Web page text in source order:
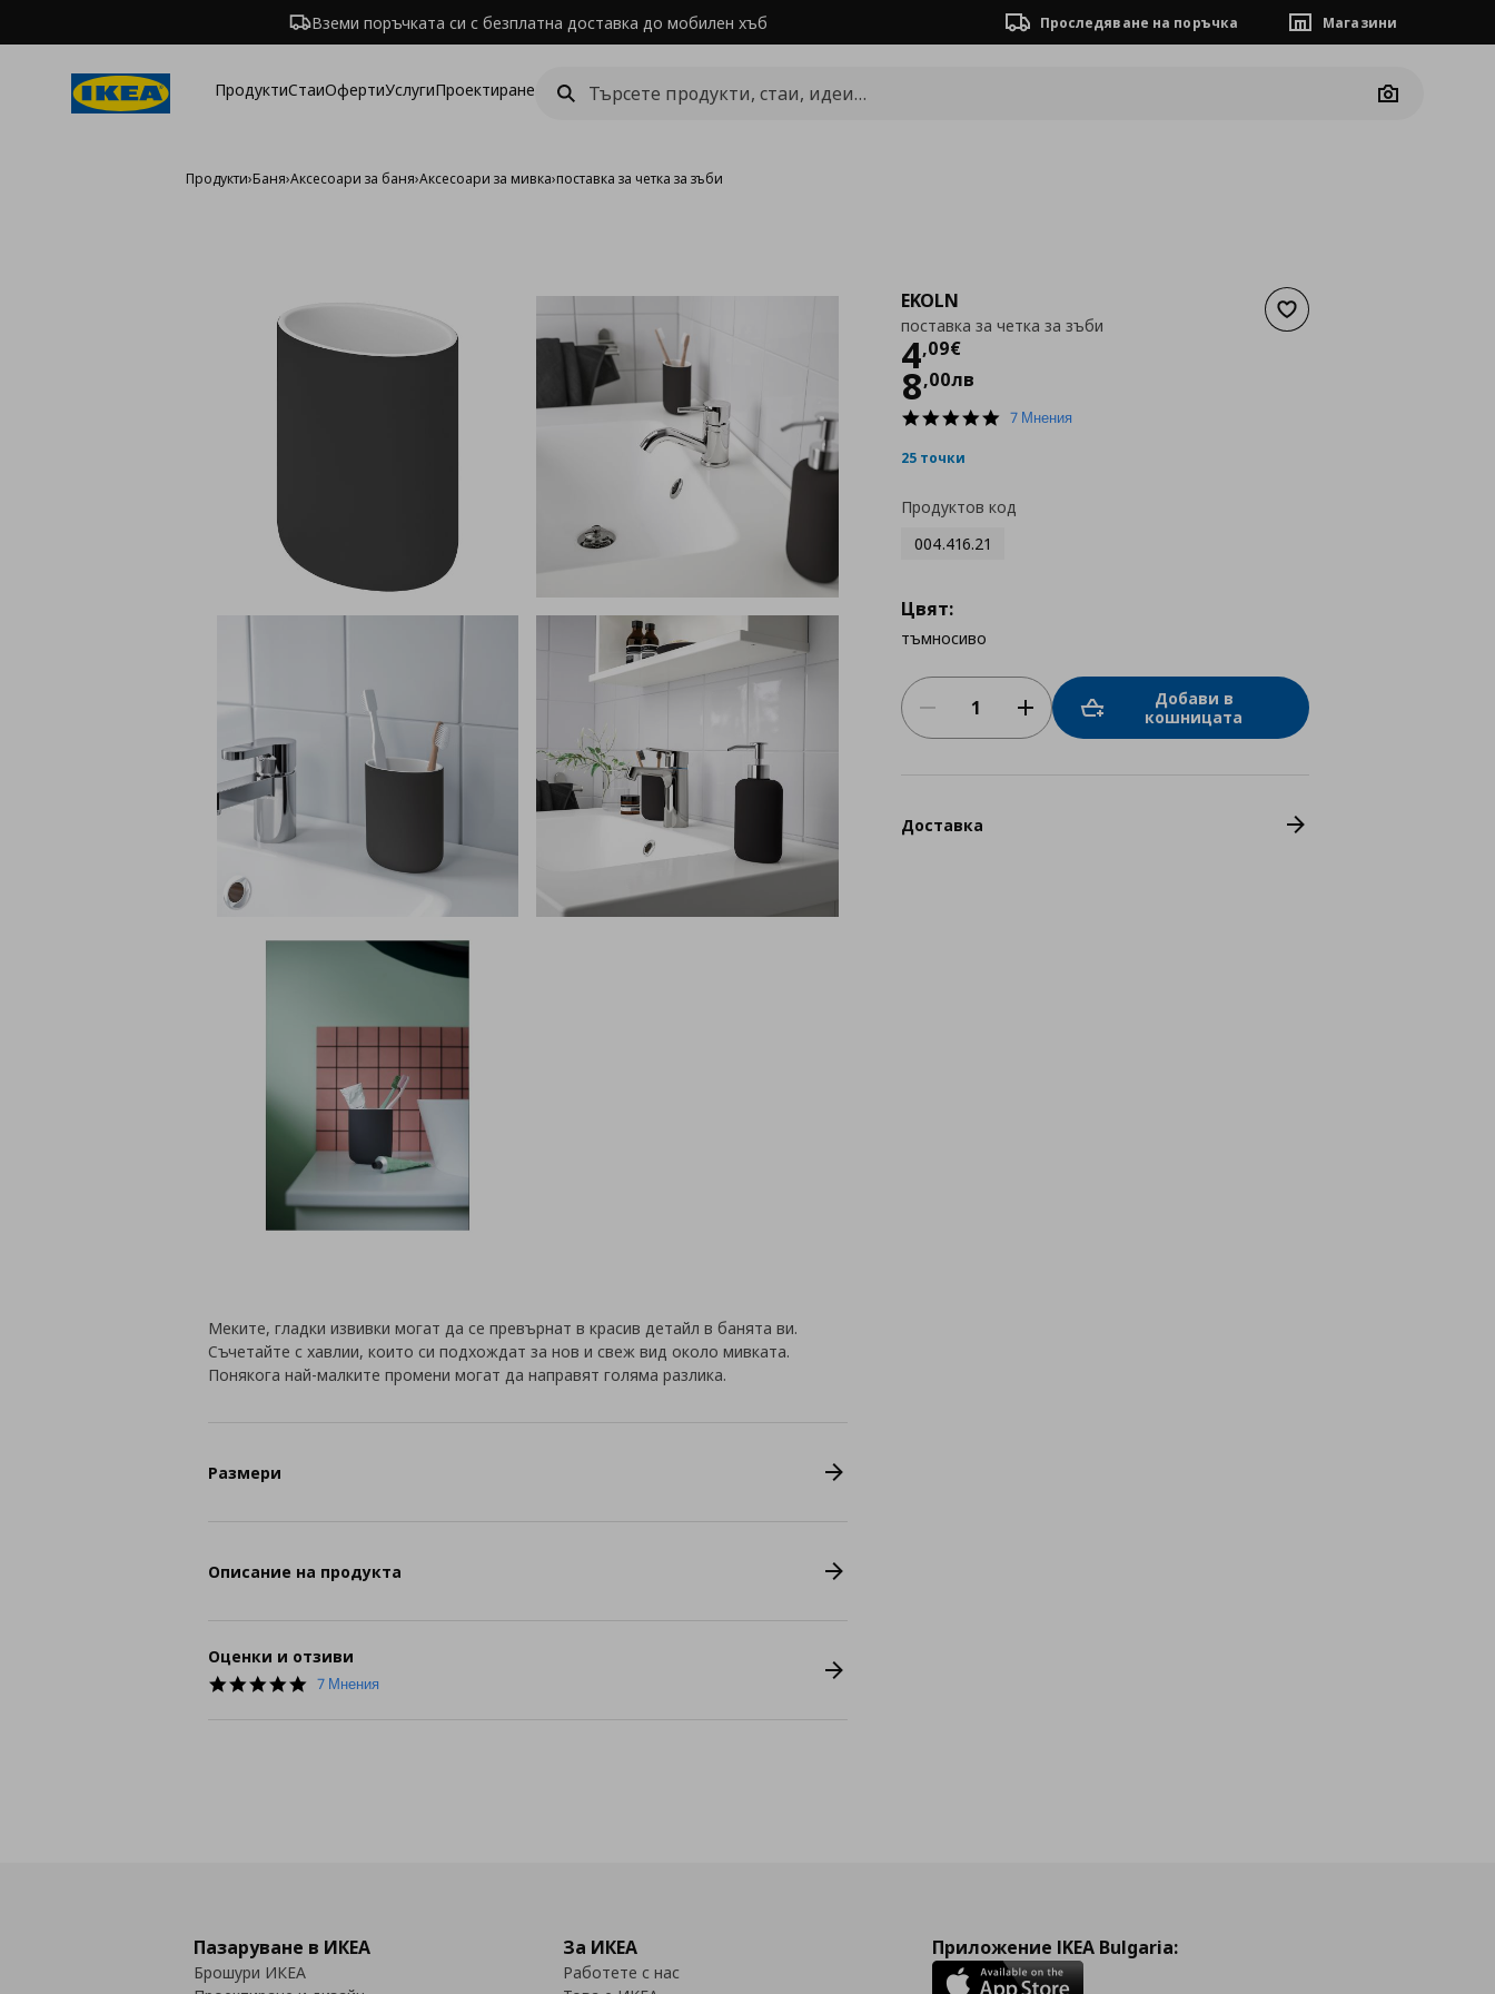
Вземи поръчката си с безплатна доставка до мобилен хъб Проследяване на поръчка Магазини
ПродуктиСтаиОфертиУслугиПроектиране
Camera
Продукти›Баня›Аксесоари за баня›Аксесоари за мивка›поставка за четка за зъби
Добави към списъка с
EKOLN
поставка за четка за зъби
4,09€
Цена
8,00лв
5.07 Мнения
25 точки
Продуктов код
004.416.21
Цвят:
тъмносиво
Добави в
кошницата
Доставка
Меките, гладки извивки могат да се превърнат в красив детайл в банята ви.
Съчетайте с хавлии, които си подхождат за нов и свеж вид около мивката.
Понякога най-малките промени могат да направят голяма разлика.
Размери
Описание на продукта
Оценки и отзиви
5.0
7 Мнения
Пазаруване в ИКЕА
Брошури ИКЕА
За ИКЕА
Работете с нас
Приложение IKEA Bulgaria: